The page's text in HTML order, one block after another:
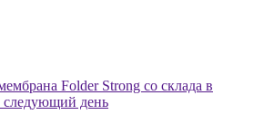
Folder Strong со склада в
следующий день